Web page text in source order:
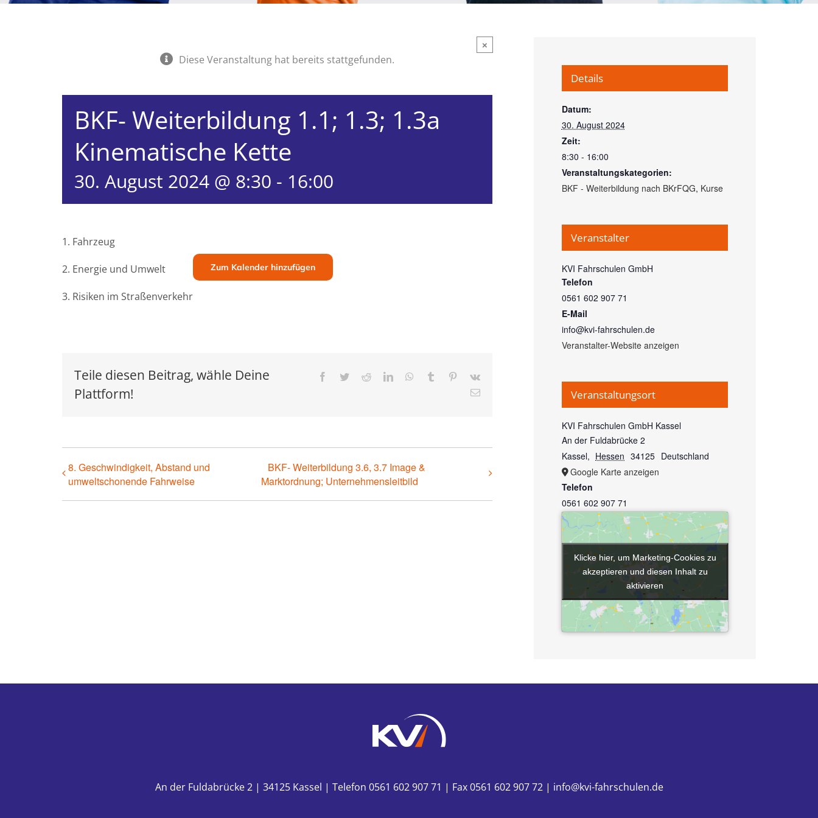
Diese Veranstaltung hat bereits stattgefunden.
×
BKF- Weiterbildung 1.1; 1.3; 1.3a
Kinematische Kette
30. August 2024 @ 8:30 - 16:00
1. Fahrzeug
2. Energie und Umwelt
3. Risiken im Straßenverkehr
Zum Kalender hinzufügen
Teile diesen Beitrag, wähle Deine
Plattform!
Facebook
TwitterRedditLinkedInWhatsApp
Tumblr Pinterest
Vk
E-
8. Geschwindigkeit, Abstand und
umweltschonende Fahrweise
BKF- Weiterbildung 3.6, 3.7 Image &
Marktordnung; Unternehmensleitbild
Details
Datum:
30. August 2024
Zeit:
8:30 - 16:00
Veranstaltungskategorien:
BKF - Weiterbildung nach BKrFQG, Kurse
Veranstalter
KVI Fahrschulen GmbH
Telefon
0561 602 907 71
E-Mail
info@kvi-fahrschulen.de
Veranstalter-Website anzeigen
Veranstaltungsort
KVI Fahrschulen GmbH Kassel
An der Fuldabrücke 2
Kassel, Hessen 34125 Deutschland
Google Karte anzeigen
Telefon
0561 602 907 71
Klicke hier, um Marketing-Cookies zu
akzeptieren und diesen Inhalt zu
aktivieren
Klicke hier, um Marketing-Cookies zu
akzeptieren und diesen Inhalt zu
aktivieren
An der Fuldabrücke 2 | 34125 Kassel | Telefon 0561 602 907 71 | Fax 0561 602 907 72 | info@kvi-fahrschulen.de